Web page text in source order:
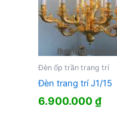
Đèn ốp trần trang trí
Đèn trang trí J1/15
6.900.000₫